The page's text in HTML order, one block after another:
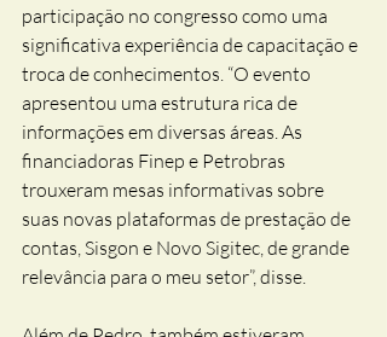
participação no congresso como uma
significativa experiência de capacitação e
troca de conhecimentos. “O evento
apresentou uma estrutura rica de
informações em diversas áreas. As
financiadoras Finep e Petrobras
trouxeram mesas informativas sobre
suas novas plataformas de prestação de
contas, Sisgon e Novo Sigitec, de grande
relevância para o meu setor”, disse.